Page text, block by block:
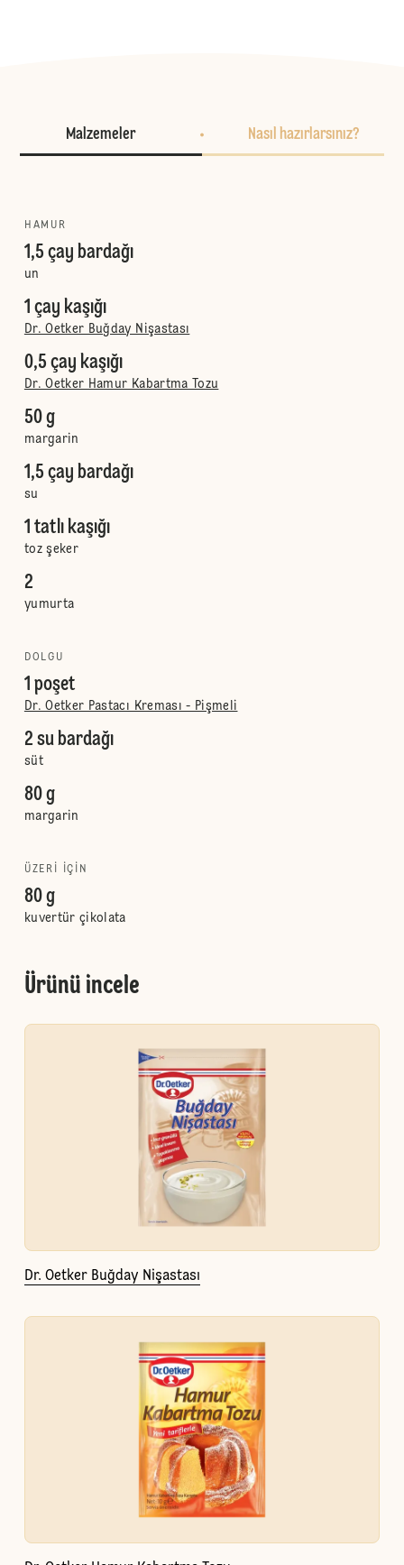
Malzemeler Nasıl hazırlarsınız?
HAMUR
1,5 çay bardağı
un
1 çay kaşığı
Dr. Oetker Buğday Nişastası
0,5 çay kaşığı
Dr. Oetker Hamur Kabartma Tozu
50 g
margarin
1,5 çay bardağı
su
1 tatlı kaşığı
toz şeker
2
yumurta
DOLGU
1 poşet
Dr. Oetker Pastacı Kreması - Pişmeli
2 su bardağı
süt
80 g
margarin
ÜZERI IÇIN
80 g
kuvertür çikolata
Ürünü incele
Dr. Oetker Buğday Nişastası